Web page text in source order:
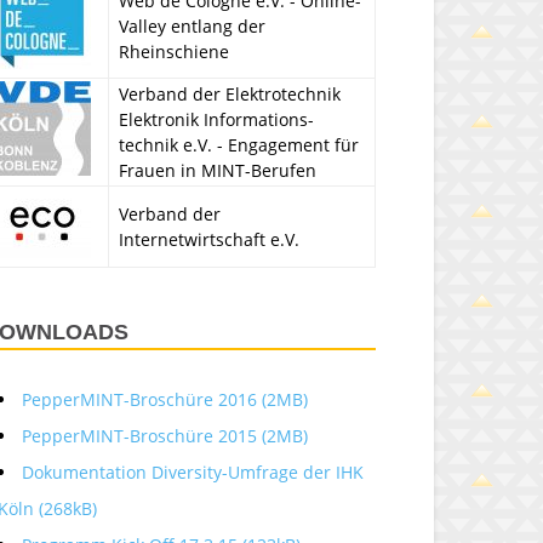
Valley entlang der
Rheinschiene
Verband der Elektrotechnik
Elektronik Informations-
technik e.V. - Engagement für
Frauen in MINT-Berufen
Verband der
Internetwirtschaft e.V.
PepperMINT-Broschüre 2016 (2MB)
PepperMINT-Broschüre 2015 (2MB)
Dokumentation Diversity-Umfrage der IHK
(268kB)